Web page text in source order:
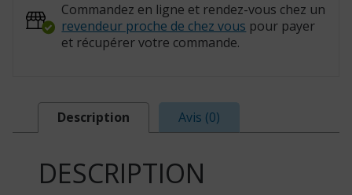
Commandez en ligne et rendez-vous chez un
revendeur proche de chez vous pour payer
et récupérer votre commande.
Description Avis (0)
DESCRIPTION